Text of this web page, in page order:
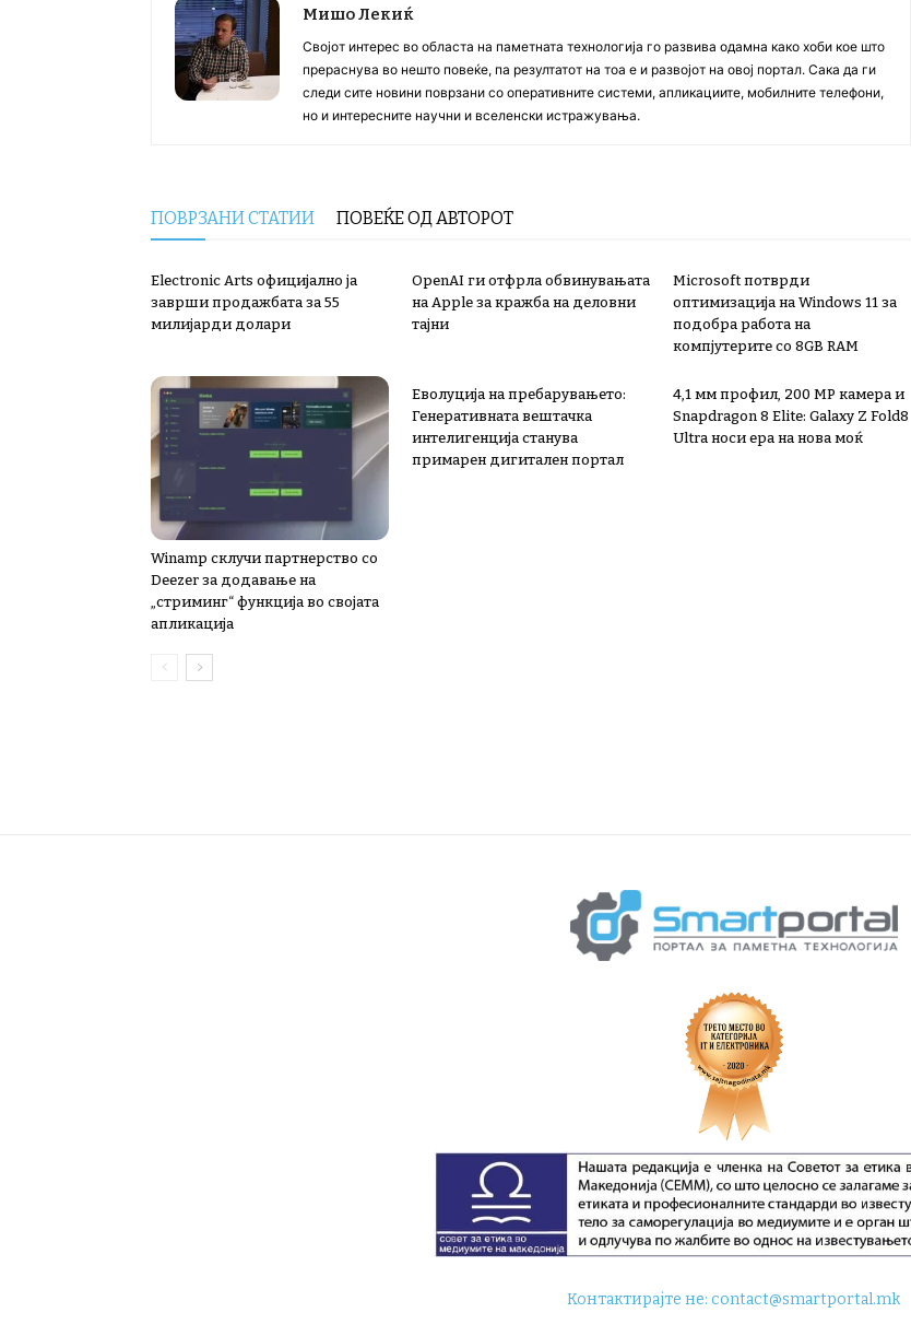
Мишо Лекиќ
Својот интерес во областа на паметната технологија го развива одамна како хоби кое што
прераснува во нешто повеќе, па резултатот на тоа е и развојот на овој портал. Сака да ги
следи сите новини поврзани со оперативните системи, апликациите, мобилните телефони,
но и интересните научни и вселенски истражувања.
ПОВРЗАНИ СТАТИИ ПОВЕЌЕ ОД АВТОРОТ
Electronic Arts официјално ја
заврши продажбата за 55
милијарди долари
OpenAI ги отфрла обвинувањата
на Apple за кражба на деловни
тајни
Microsoft потврди
оптимизација на Windows 11 за
подобра работа на
компјутерите со 8GB RAM
Winamp склучи партнерство со
Deezer за додавање на
„стриминг“ функција во својата
апликација
Еволуција на пребарувањето:
Генеративната вештачка
интелигенција станува
примарен дигитален портал
4,1 мм профил, 200 MP камера и
Snapdragon 8 Elite: Galaxy Z Fold8
Ultra носи ера на нова моќ
Контактирајте не:contact@smartportal.mk